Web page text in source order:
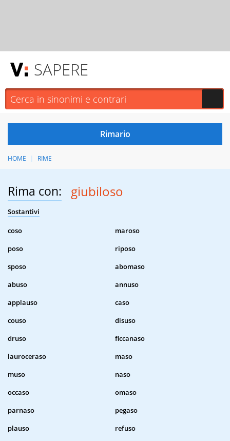
SAPERE
HOME RIME
Rima con: giubiloso
Sostantivi
coso
maroso
poso
riposo
sposo
abomaso
abuso
annuso
applauso
caso
couso
disuso
druso
ficcanaso
lauroceraso
maso
muso
naso
occaso
omaso
parnaso
pegaso
plauso
refuso